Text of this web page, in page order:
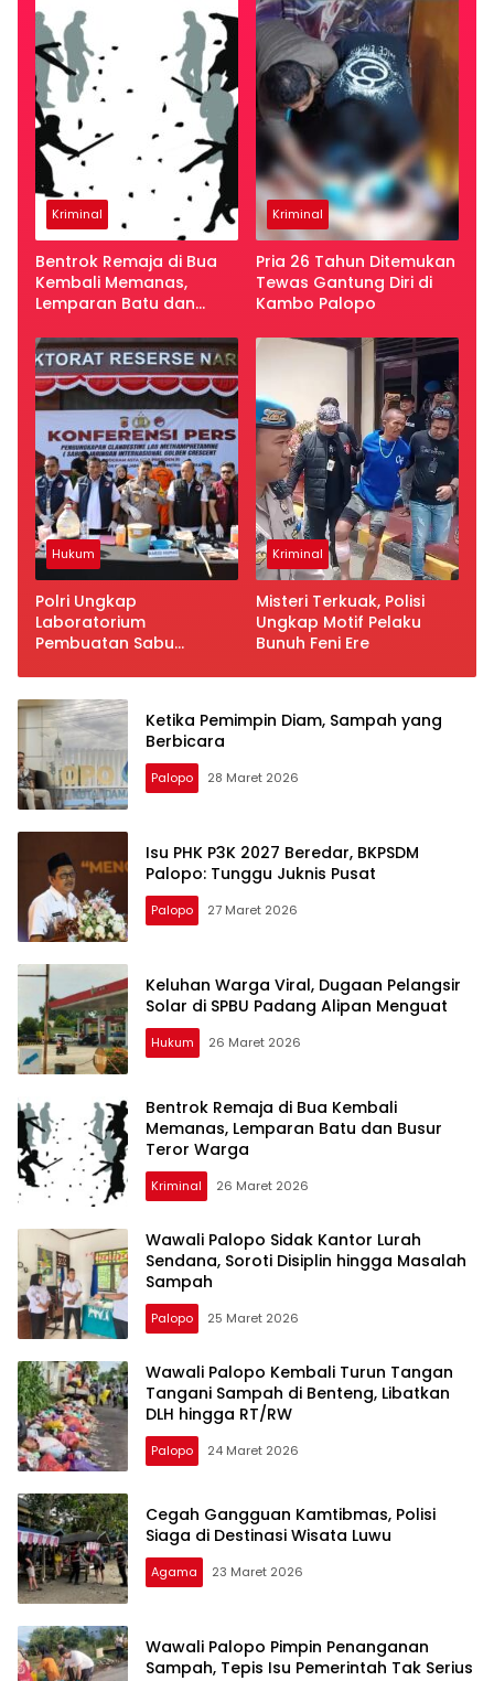
Kriminal
Bentrok Remaja di Bua
Kembali Memanas,
Lemparan Batu dan
Kriminal
Pria 26 Tahun Ditemukan
Tewas Gantung Diri di
Kambo Palopo
Hukum
Polri Ungkap
Laboratorium
Pembuatan Sabu
Kriminal
Misteri Terkuak, Polisi
Ungkap Motif Pelaku
Bunuh Feni Ere
Ketika Pemimpin Diam, Sampah yang
Berbicara
Palopo 28 Maret 2026
Isu PHK P3K 2027 Beredar, BKPSDM
Palopo: Tunggu Juknis Pusat
Palopo 27 Maret 2026
Keluhan Warga Viral, Dugaan Pelangsir
Solar di SPBU Padang Alipan Menguat
Hukum 26 Maret 2026
Bentrok Remaja di Bua Kembali
Memanas, Lemparan Batu dan Busur
Teror Warga
Kriminal 26 Maret 2026
Wawali Palopo Sidak Kantor Lurah
Sendana, Soroti Disiplin hingga Masalah
Sampah
Palopo 25 Maret 2026
Wawali Palopo Kembali Turun Tangan
Tangani Sampah di Benteng, Libatkan
DLH hingga RT/RW
Palopo 24 Maret 2026
Cegah Gangguan Kamtibmas, Polisi
Siaga di Destinasi Wisata Luwu
Agama 23 Maret 2026
Wawali Palopo Pimpin Penanganan
Sampah, Tepis Isu Pemerintah Tak Serius